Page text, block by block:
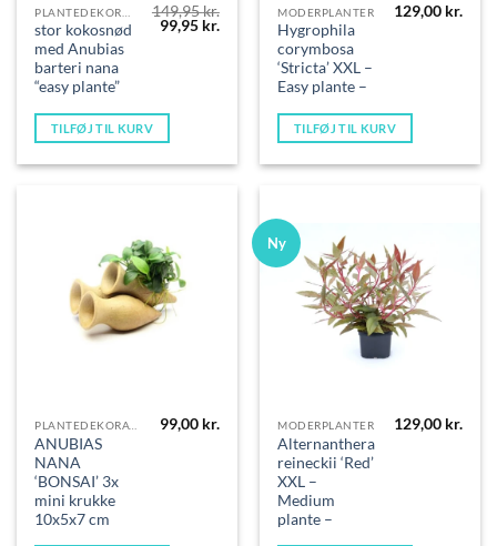
stor kokosnød
med Anubias
barteri nana
“easy plante”
149,95kr.
Den
oprindelige
99,95 kr.
99,95 kr..
TILFØJ TIL KURV
MODERPLANTER
Hygrophila
corymbosa
‘Stricta’ XXL –
Easy plante –
129,00 kr.
TILFØJ TIL KURV
ANUBIAS
NANA
‘BONSAI’ 3x
mini krukke
10x5x7 cm
99,00 kr.
Ny
MODERPLANTER
Alternanthera
reineckii ‘Red’
XXL –
Medium
plante –
129,00 kr.